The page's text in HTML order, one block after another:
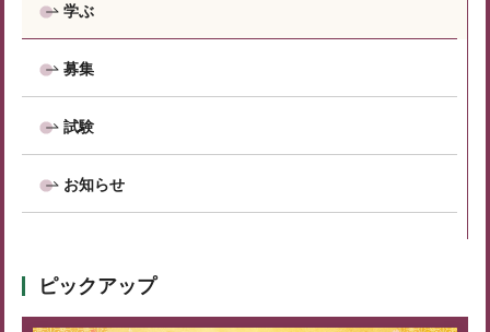
学ぶ
募集
試験
お知らせ
ピックアップ